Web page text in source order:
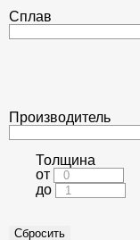
Сплав
Производитель
Толщина
от
до